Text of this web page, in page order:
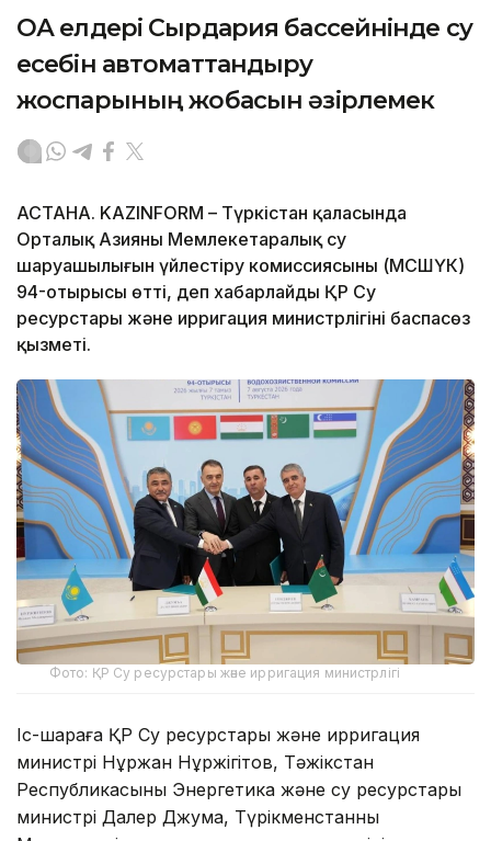
ОА елдері Сырдария бассейнінде су
есебін автоматтандыру
жоспарының жобасын әзірлемек
АСТАНА. KAZINFORM – Түркістан қаласында
Орталық Азияның Мемлекетаралық су
шаруашылығын үйлестіру комиссиясының (МСШҮК)
94-отырысы өтті, деп хабарлайды ҚР Су
ресурстары және ирригация министрлігінің баспасөз
қызметі.
Фото: ҚР Су ресурстары және ирригация министрлігі
Іс-шараға ҚР Су ресурстары және ирригация
министрі Нұржан Нұржігітов, Тәжікстан
Республикасының Энергетика және су ресурстары
министрі Далер Джума, Түрікменстанның